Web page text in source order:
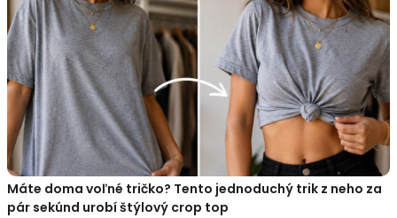
Máte doma voľné tričko? Tento jednoduchý trik z neho za
pár sekúnd urobí štýlový crop top